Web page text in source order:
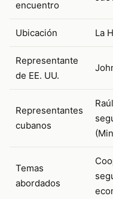
encuentro
Ubicación La
Representante
de EE. UU.
Representantes
cubanos
Temas
abordados